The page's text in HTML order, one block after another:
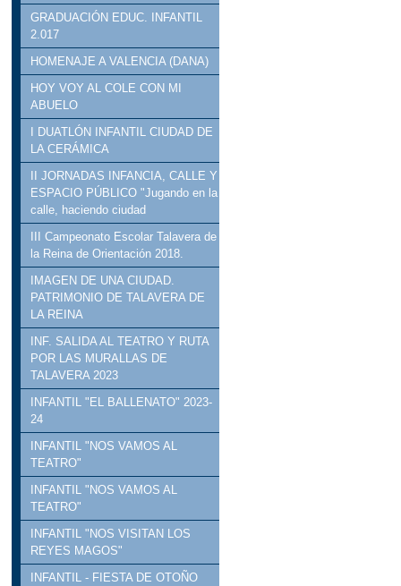
GRADUACIÓN EDUC. INFANTIL
2.017
HOMENAJE A VALENCIA (DANA)
HOY VOY AL COLE CON MI
ABUELO
I DUATLÓN INFANTIL CIUDAD DE
LA CERÁMICA
II JORNADAS INFANCIA, CALLE Y
ESPACIO PÚBLICO "Jugando en la
calle, haciendo ciudad
III Campeonato Escolar Talavera de
la Reina de Orientación 2018.
IMAGEN DE UNA CIUDAD.
PATRIMONIO DE TALAVERA DE
LA REINA
INF. SALIDA AL TEATRO Y RUTA
POR LAS MURALLAS DE
TALAVERA 2023
INFANTIL "EL BALLENATO" 2023-
24
INFANTIL "NOS VAMOS AL
TEATRO"
INFANTIL "NOS VAMOS AL
TEATRO"
INFANTIL "NOS VISITAN LOS
REYES MAGOS"
INFANTIL - FIESTA DE OTOÑO